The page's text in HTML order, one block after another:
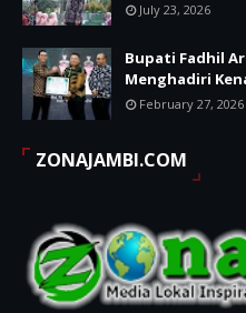
July 23, 2026
Bupati Fadhil
Menghadiri
February 27, 2026
ZONAJAMBI.COM